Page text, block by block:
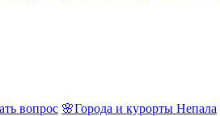
вопрос 🌸Города и курорты Непала